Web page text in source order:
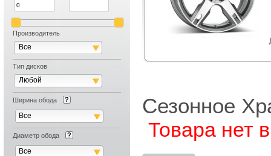
Производитель
Все
Тип дисков
Любой
Ширина обода
Все
Диаметр обода
Все
Сезонное
Товара нет